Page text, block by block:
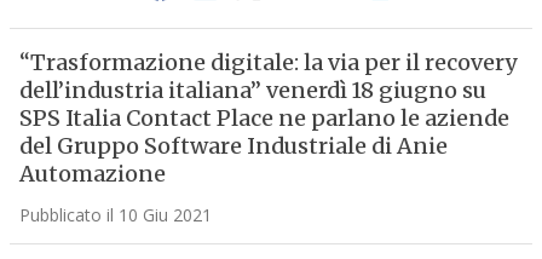
“Trasformazione digitale: la via per il recovery
dell’industria italiana” venerdì 18 giugno su
SPS Italia Contact Place ne parlano le aziende
del Gruppo Software Industriale di Anie
Automazione
Pubblicato il 10 Giu 2021